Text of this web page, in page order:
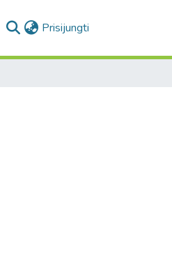
Prisijungti